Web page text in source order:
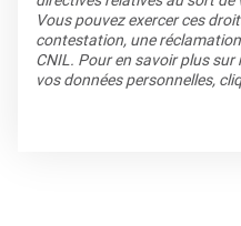
Vous pouvez exercer ces
contestation, une
CNIL. Pour en savoir plus
vos données personnelles,